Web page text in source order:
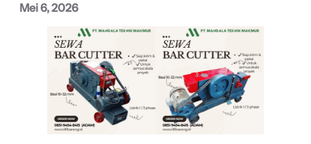
Mei 6, 2026